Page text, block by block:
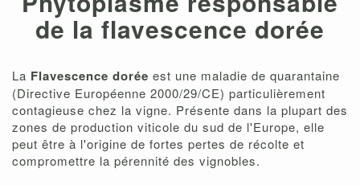
de la flavescence dorée
La Flavescence dorée est une maladie de quarantaine
(Directive Européenne 2000/29/CE) particulièrement
contagieuse chez la vigne. Présente dans la plupart des
zones de production viticole du sud de l'Europe, elle
peut être à l'origine de fortes pertes de récolte et
compromettre la pérennité des vignobles.